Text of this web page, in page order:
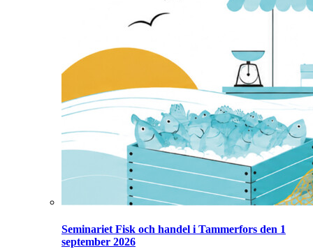
Seminariet Fisk och handel i Tammerfors den 1
september 2026